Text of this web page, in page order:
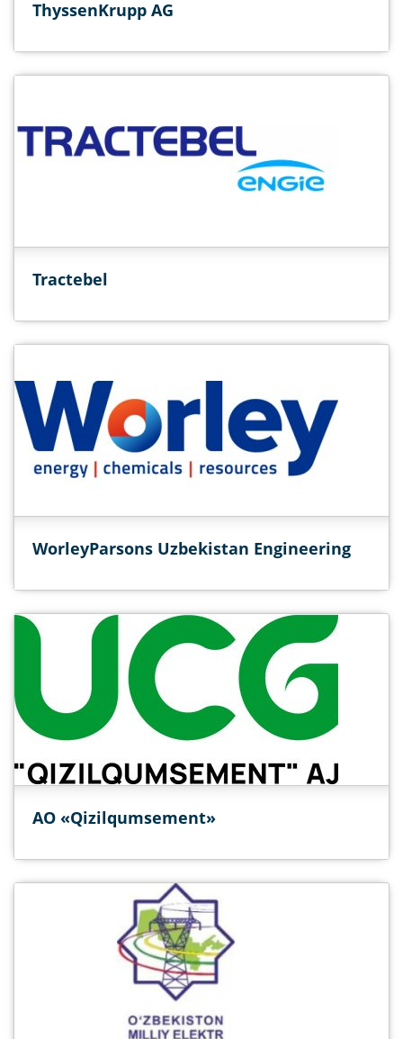
ThyssenKrupp AG
Tractebel
WorleyParsons Uzbekistan Engineering
АО «Qizilqumsement»